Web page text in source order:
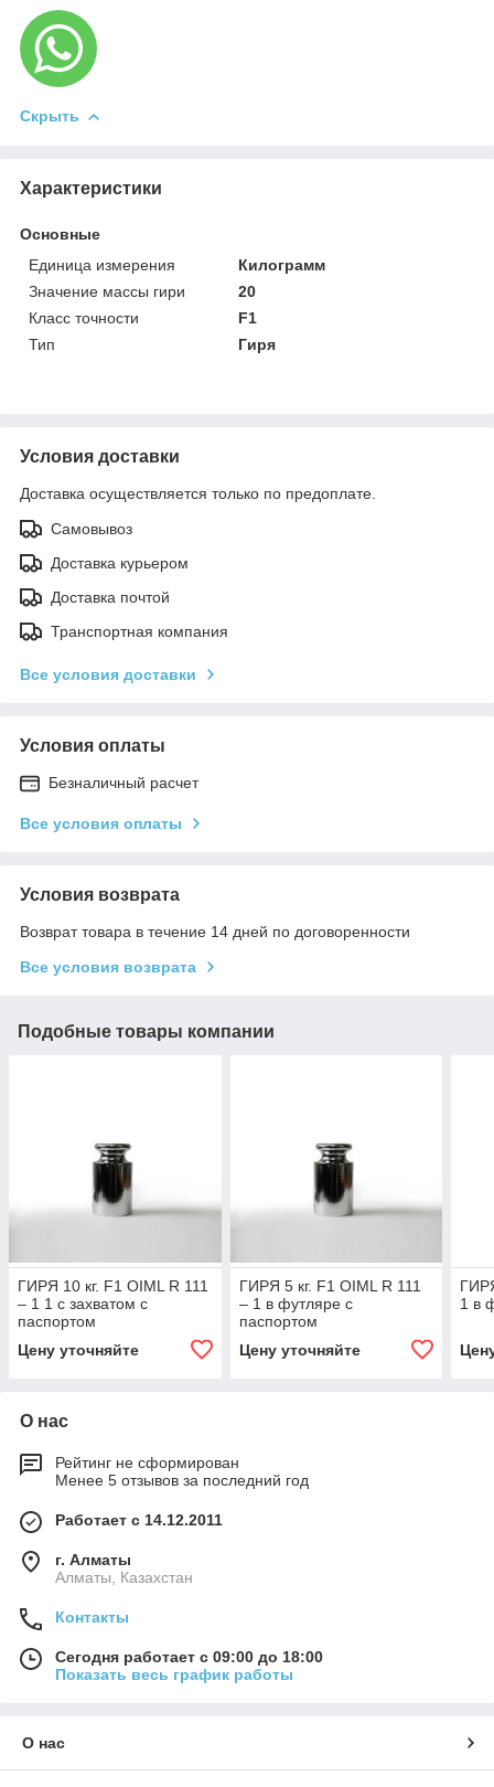
Скрыть
Характеристики
Основные
Единица измерения
Килограмм
Значение массы гири
20
Класс точности
F1
Тип
Гиря
Условия доставки
Доставка осуществляется только по предоплате.
Самовывоз
Доставка курьером
Доставка почтой
Транспортная компания
Все условия доставки
Условия оплаты
Безналичный расчет
Все условия оплаты
Условия возврата
Возврат товара в течение 14 дней по договоренности
Все условия возврата
Подобные товары компании
ГИРЯ 10 кг. F1 OIML R 111
– 1 1 с захватом с
паспортом
Цену уточняйте
ГИРЯ 5 кг. F1 OIML R 111
– 1 в футляре с
паспортом
Цену уточняйте
1 в
О нас
Рейтинг не сформирован
Менее 5 отзывов за последний год
Работает с 14.12.2011
г. Алматы
Алматы, Казахстан
Контакты
Сегодня работает с 09:00 до 18:00
Показать весь график работы
О нас